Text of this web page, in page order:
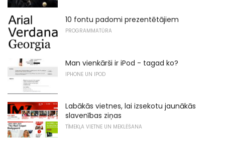
10 fontu padomi prezentētājiem
PROGRAMMATŪRA
Man vienkārši ir iPod - tagad ko?
IPHONE UN IPOD
Labākās vietnes, lai izsekotu jaunākās
slavenības ziņas
TĪMEKĻA VIETNE UN MEKLĒŠANA